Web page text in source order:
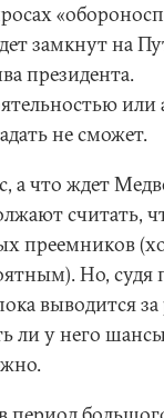
замкнут на
президента.
не сможет.
а что ждет
считать,
преемников
Но, судя
выводится
ли у него